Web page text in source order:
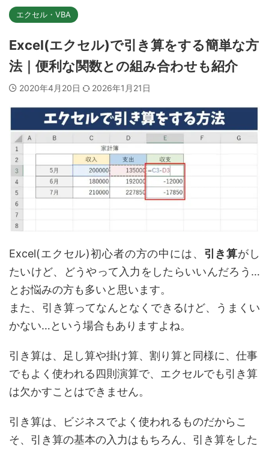
エクセル・VBA
Excel(エクセル)で引き算をする簡単な方
法｜便利な関数との組み合わせも紹介
2020年4月20日 2026年1月21日
Excel(エクセル)初心者の方の中には、 引き算がし
たいけど、どうやって入力をしたらいいんだろう…
とお悩みの方も多いと思います。
また、引き算ってなんとなくできるけど、うまくい
かない…という場合もありますよね。
引き算は、足し算や掛け算、割り算と同様に、仕事
でもよく使われる四則演算で、エクセルでも引き算
は欠かすことはできません。
引き算は、ビジネスでよく使われるものだからこ
そ、引き算の基本の入力はもちろん、引き算をした